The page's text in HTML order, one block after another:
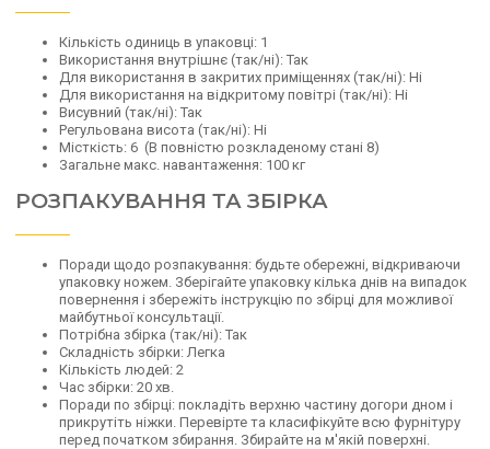
Кількість одиниць в упаковці: 1
Використання внутрішнє (так/ні): Так
Для використання в закритих приміщеннях (так/ні): Ні
Для використання на відкритому повітрі (так/ні): Ні
Висувний (так/ні): Так
Регульована висота (так/ні): Ні
Місткість: 6 (В повністю розкладеному стані 8)
Загальне макс. навантаження: 100 кг
РОЗПАКУВАННЯ ТА ЗБІРКА
Поради щодо розпакування: будьте обережні, відкриваючи
упаковку ножем. Зберігайте упаковку кілька днів на випадок
повернення і збережіть інструкцію по збірці для можливої
майбутньої консультації.
Потрібна збірка (так/ні): Так
Складність збірки: Легка
Кількість людей: 2
Час збірки: 20 хв.
Поради по збірці: покладіть верхню частину догори дном і
прикрутіть ніжки. Перевірте та класифікуйте всю фурнітуру
перед початком збирання. Збирайте на м'якій поверхні.